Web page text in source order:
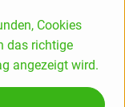
Cookies
das richtige
angezeigt wird.